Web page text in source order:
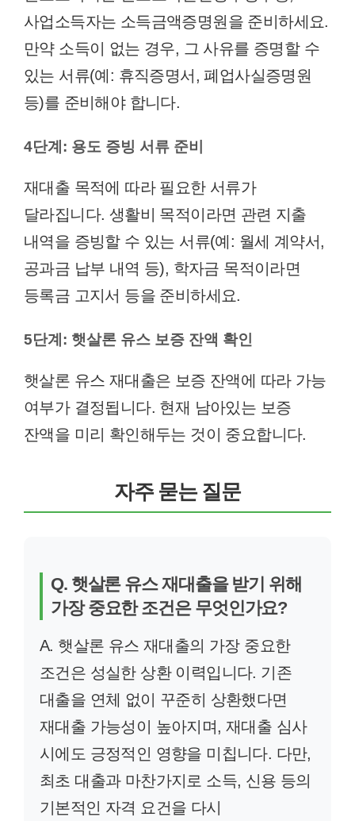
사업소득자는 소득금액증명원을 준비하세요.
만약 소득이 없는 경우, 그 사유를 증명할 수
있는 서류(예: 휴직증명서, 폐업사실증명원
등)를 준비해야 합니다.
4단계: 용도 증빙 서류 준비
재대출 목적에 따라 필요한 서류가
달라집니다. 생활비 목적이라면 관련 지출
내역을 증빙할 수 있는 서류(예: 월세 계약서,
공과금 납부 내역 등), 학자금 목적이라면
등록금 고지서 등을 준비하세요.
5단계: 햇살론 유스 보증 잔액 확인
햇살론 유스 재대출은 보증 잔액에 따라 가능
여부가 결정됩니다. 현재 남아있는 보증
잔액을 미리 확인해두는 것이 중요합니다.
자주 묻는 질문
Q. 햇살론 유스 재대출을 받기 위해
가장 중요한 조건은 무엇인가요?
A. 햇살론 유스 재대출의 가장 중요한
조건은 성실한 상환 이력입니다. 기존
대출을 연체 없이 꾸준히 상환했다면
재대출 가능성이 높아지며, 재대출 심사
시에도 긍정적인 영향을 미칩니다. 다만,
최초 대출과 마찬가지로 소득, 신용 등의
기본적인 자격 요건을 다시